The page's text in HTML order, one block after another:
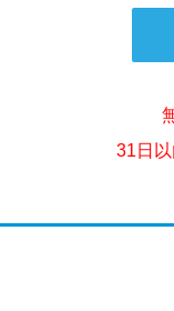
31日以